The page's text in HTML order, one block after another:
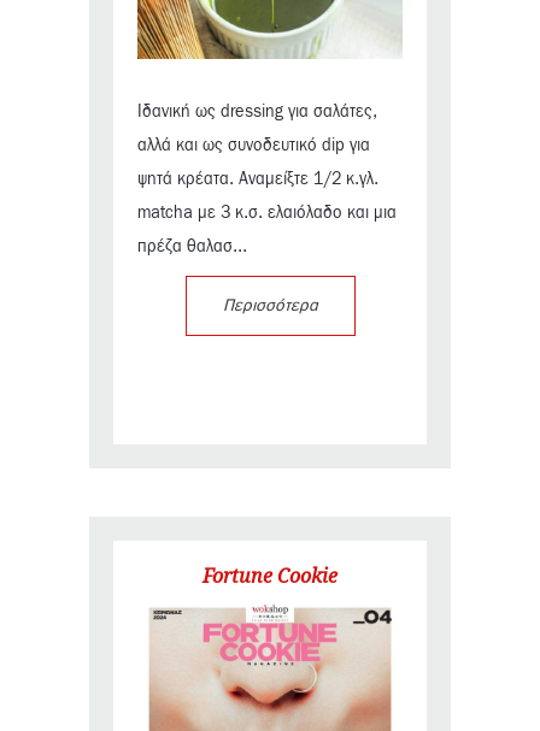
Ιδανική ως dressing για σαλάτες,
αλλά και ως συνοδευτικό dip για
ψητά κρέατα. Αναμείξτε 1/2 κ.γλ.
matcha με 3 κ.σ. ελαιόλαδο και μια
πρέζα θαλασ...
Περισσότερα
Fortune Cookie